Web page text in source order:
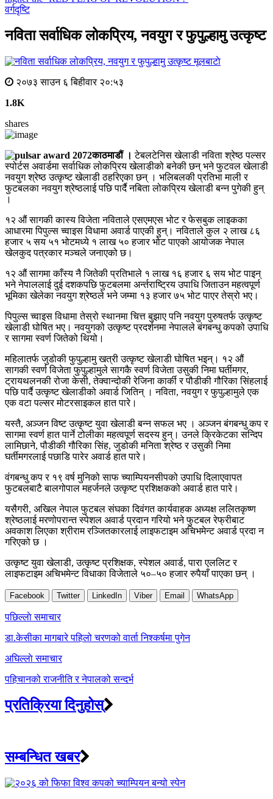
वर्गदृष्टि
नविता सर्वाधिक लोकप्रिय, नवयुग र फुपुल्हामु उत्कृष्ट
मूलबाटाे
२०७३ साउन ६ बिहीवार २०:५३
1.8K
shares
काठमाडौं । टेबलटेनिस खेलाडी नविता श्रेष्ठ पल्सर
स्पोर्टस अवार्डमा सर्वाधिक लोकप्रिय खेलाडीको बनेकी छन् भने फुटवल खेलाडी
नवयुग श्रेष्ठ उत्कृष्ट खेलाडी ठहरिएका छन् । भलिबलकी प्रतिभा माली र
फुटबलका नवयुग श्रेष्ठलाई पछि पार्दै नबिता लोकप्रिय खेलाडी बन्न पुगेकी हुन्
।
१२ औं सागकी कास्य विजेता नविताले एसएमएस भोट र फेसबुक लाइकका
आधारमा पिपुल्स च्वाइस विधामा अवार्ड पाएकी हुन्। नविताले कुल २ लाख ८६
हजार ५ सय ५१ भोटमध्ये १ लाख ५० हजार भोट पाएको आयोजक नेपाल
खेलकुद पत्रकार मञ्चले जनाएको छ।
१२ औं सागमा काँस्य नै जितेकी प्रतिभाले १ लाख १६ हजार ६ सय भोट पाइन्
भने नेपाललाई दुई दशकपछि फुटबलमा अर्न्तराष्ट्रिय उपाधि जिताउन महत्वपूर्ण
भूमिका खेलेका नवयुग श्रेष्ठले भने जम्मा १३ हजार ७५ भोट पाएर तेस्रो भए।
पिपुल्स च्वाइस विधामा तेस्रो स्थानमा चित्त बुझाए पनि नवयुग पुरुषतर्फ उत्कृष्ट
खेलाडी घोषित भए। नवयुगको उत्कृष्ट प्रदर्शनमा नेपालले बंगबन्धु कपको उपाधि
र सागमा स्वर्ण जितेको थियो।
महिलातर्फ जुडोकी फुपुल्हामु खत्री उत्कृष्ट खेलाडी घोषित भइन्। १२ औं
सागकी स्वर्ण विजेता फुपुल्हामुले सागकै स्वर्ण विजेता उसुकी निमा घर्तीमगर,
ट्रायथलनकी रोजा केसी, तेक्वान्दोकी रेजिना कार्की र पौडीकी गौरिका सिंहलाई
पछि पार्दै उत्कृष्ट खेलाडीको अवार्ड जितिन् । नविता, नवयुग र फुपुल्हामुले एक
एक वटा पल्सर मोटरसाइकल हात पारे।
यस्तै, अञ्जन विष्ट उत्कृष्ट युवा खेलाडी बन्न सफल भए । अञ्जन बंगबन्धु कप र
सागमा स्वर्ण हात पार्ने टोलीका महत्वपूर्ण सदस्य हुन्। उनले क्रिकेटका सन्दिप
लामिछाने, पौडीकी गौरिका सिंह, जुडोकी मनिता श्रेष्ठ र उसुकी निमा
घर्तीमगरलाई पछाडि पारेर अवार्ड हात पारे।
वंगबन्धु कप र १९ वर्ष मुनिको साफ च्याम्पियनसीपको उपाधि दिलाएवापत
फुटबलबाटै बालगोपाल महर्जनले उत्कृष्ट प्रशिक्षकको अवार्ड हात पारे।
यसैगरी, अखिल नेपाल फुटबल संघका दिवंगत कार्यवाहक अध्यक्ष ललितकृष्ण
श्रेष्ठलाई मरणोपरान्त स्पेशल अवार्ड प्रदान गरियो भने फुटबल रेफ्रीबाट
अवकाश लिएका श्रीराम रञ्जितकारलाई लाइफटाइम अचिभमेन्ट अवार्ड प्रदा न
गरिएको छ ।
उत्कृष्ट युवा खेलाडी, उत्कृष्ट प्रशिक्षक, स्पेशल अवार्ड, पारा एललिट र
लाइफटाइम अचिभमेन्ट विधाका विजेताले ५०–५० हजार रुपैयाँ पाएका छन् ।
Facebook Twitter LinkedIn Viber Email WhatsApp
Post
navigation
पछिल्लाे समाचार
डा.केसीका मागबारे पहिलो चरणको वार्ता निश्कर्षमा पुगेन
अघिल्लाे समाचार
पहिचानको राजनीति र नेपालको सन्दर्भ
प्रतिक्रिया दिनुहोस्
सम्बन्धित खबर